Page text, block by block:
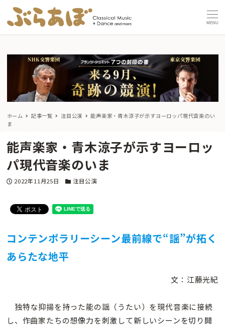
MENU
ホーム 記事一覧 注目公演
能声楽家・青木涼子が示すヨーロッパ現代音楽のい
ま
能声楽家・青木涼子が示すヨーロッ
パ現代音楽のいま
投稿日
2022年11月25日 カテゴリー
注目公演
コンテンポラリーシーン最前線で“謡”が拓く
あらたな地平
文：江藤光紀
独特な抑揚を持った能の謡（うたい）を現代音楽に接続
し、作曲家たちの想像力を刺激して新しいシーンを切り開